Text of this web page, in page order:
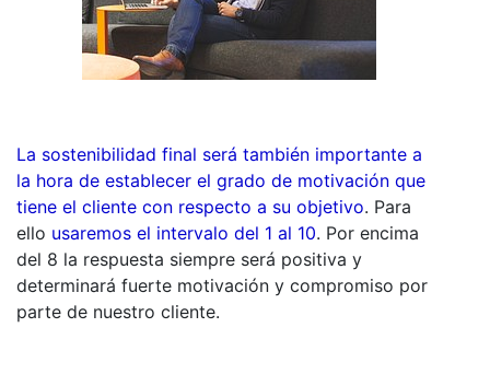
La sostenibilidad final será también importante a
la hora de establecer el grado de motivación que
tiene el cliente con respecto a su objetivo. Para
ello usaremos el intervalo del 1 al 10. Por encima
del 8 la respuesta siempre será positiva y
determinará fuerte motivación y compromiso por
parte de nuestro cliente.